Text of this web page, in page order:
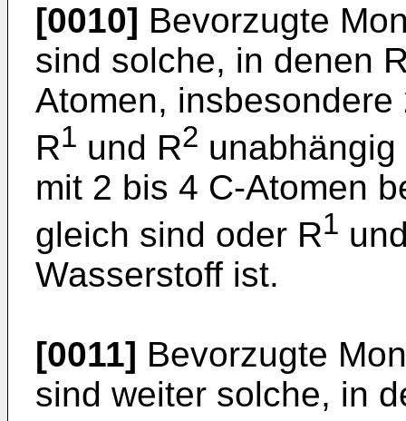
[0010] Bevorzugte
sind solche, in denen
Atomen,
R1 und R2
mit 2 bis 4 C-Atomen
gleich sind oder R1
Wasserstoff ist.
[0011] Bevorzugte
sind weiter solche, in